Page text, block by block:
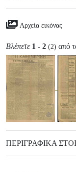
Αρχεία εικόνας
Βλέπετε 1 - 2 (2) από
ΠΕΡΙΓΡΑΦΙΚΆ